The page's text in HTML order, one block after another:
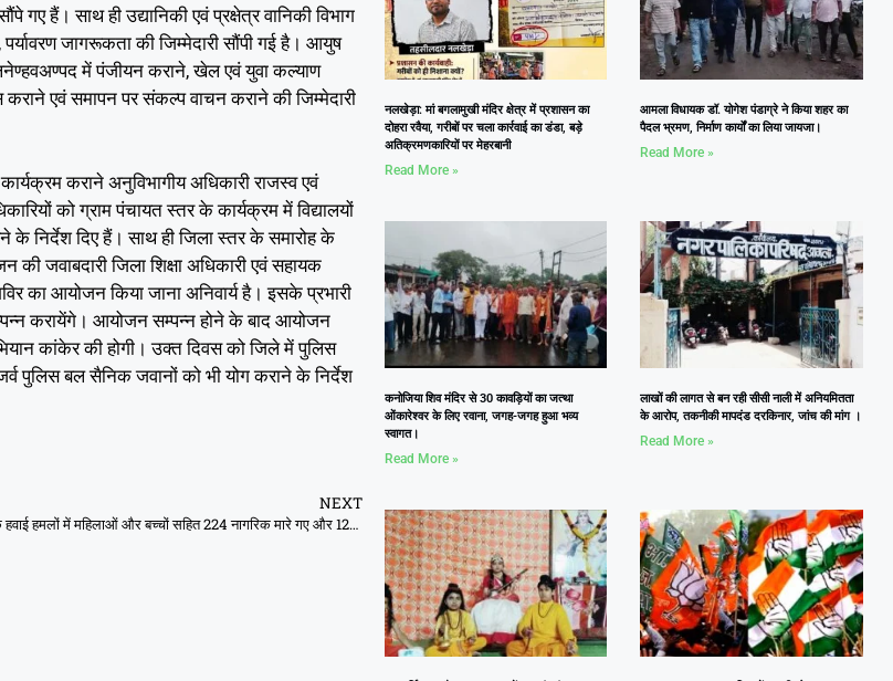
गए हैं। साथ ही उद्यानिकी एवं प्रक्षेत्र वानिकी विभाग
पर्यावरण जागरूकता की जिम्मेदारी सौंपी गई है। आयुष
में पंजीयन कराने, खेल एवं युवा कल्याण
एवं समापन पर संकल्प वाचन कराने की जिम्मेदारी
कराने अनुविभागीय अधिकारी राजस्व एवं
को ग्राम पंचायत स्तर के कार्यक्रम में विद्यालयों
के निर्देश दिए हैं। साथ ही जिला स्तर के समारोह के
की जवाबदारी जिला शिक्षा अधिकारी एवं सहायक
का आयोजन किया जाना अनिवार्य है। इसके प्रभारी
करायेंगे। आयोजन सम्पन्न होने के बाद आयोजन
कांकेर की होगी। उक्त दिवस को जिले में पुलिस
पुलिस बल सैनिक जवानों को भी योग कराने के निर्देश
NEXT
ईरान पर इजरायल के हवाई हमलों में महिलाओं और बच्चों सहित 224 नागरिक मारे गए और 1257 अन्य घायल
नलखेड़ा: मां बगलामुखी मंदिर क्षेत्र में प्रशासन का
दोहरा रवैया, गरीबों पर चला कार्रवाई का डंडा, बड़े
अतिक्रमणकारियों पर मेहरबानी
Read More »
आमला विधायक डॉ. योगेश पंडाग्रे ने किया शहर का
पैदल भ्रमण, निर्माण कार्यों का लिया जायजा।
Read More »
कनोजिया शिव मंदिर से 30 कावड़ियों का जत्था
ओंकारेश्वर के लिए रवाना, जगह-जगह हुआ भव्य
स्वागत।
Read More »
लाखों की लागत से बन रही सीसी नाली में अनियमितता
के आरोप, तकनीकी मापदंड दरकिनार, जांच की मांग ।
Read More »